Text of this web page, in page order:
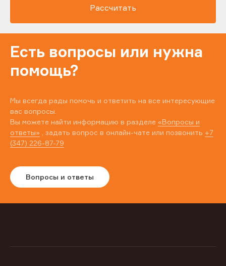
Рассчитать
Есть вопросы или нужна
помощь?
Мы всегда рады помочь и ответить на все интересующие
вас вопросы.
Вы можете найти информацию в разделе «Вопросы и
ответы» , задать вопрос в онлайн-чате или позвонить +7
(347) 226-87-79
Вопросы и ответы